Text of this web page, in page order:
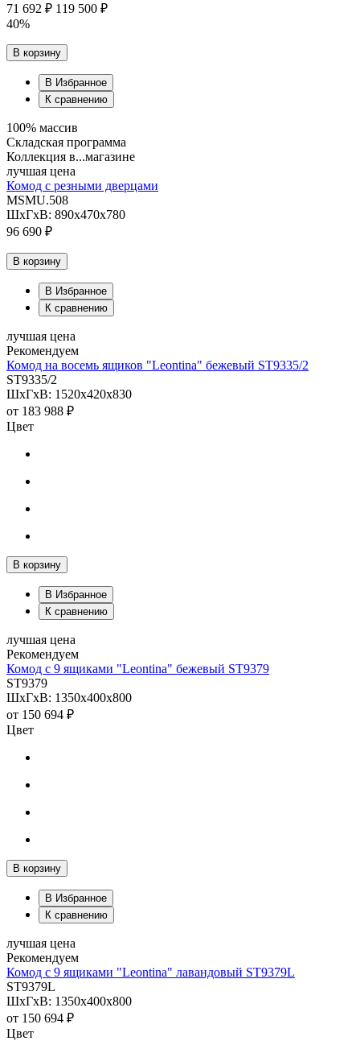
71 692 ₽ 119 500 ₽
40%
В корзину
В Избранное
К сравнению
100% массив
Складская программа
Коллекция в...магазине
лучшая цена
Комод с резными дверцами
MSMU.508
ШхГхВ: 890х470х780
96 690 ₽
В корзину
В Избранное
К сравнению
лучшая цена
Рекомендуем
Комод на восемь ящиков "Leontina" бежевый ST9335/2
ST9335/2
ШхГхВ: 1520х420х830
от 183 988 ₽
Цвет
В корзину
В Избранное
К сравнению
лучшая цена
Рекомендуем
Комод с 9 ящиками "Leontina" бежевый ST9379
ST9379
ШхГхВ: 1350х400х800
от 150 694 ₽
Цвет
В корзину
В Избранное
К сравнению
лучшая цена
Рекомендуем
Комод с 9 ящиками "Leontina" лавандовый ST9379L
ST9379L
ШхГхВ: 1350х400х800
от 150 694 ₽
Цвет